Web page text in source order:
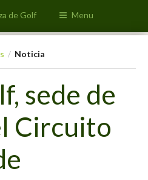
de Golf Menu
/ Noticia
sede de
Circuito